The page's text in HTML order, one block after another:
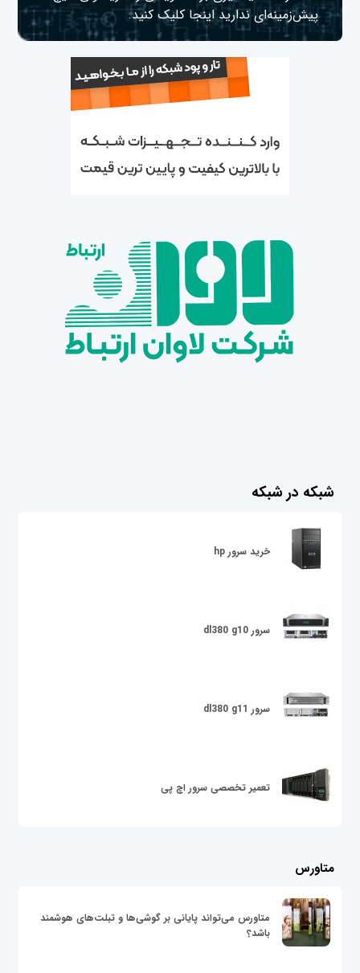
پیش‌زمینه‌ای نداریداینجا کلیک کنید.
شبکه در شبکه
خرید سرور hp
سرور dl380 g10
سرور dl380 g11
تعمیر تخصصی سرور اچ پی
متاورس
متاورس می‌تواند پایانی بر گوشی‌ها و تبلت‌های هوشمند
باشد؟